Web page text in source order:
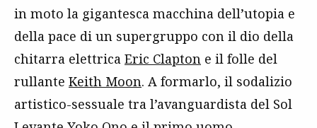
in moto la gigantesca macchina dell’utopia e
della pace di un supergruppo con il dio della
chitarra elettrica Eric Clapton e il folle del
rullante Keith Moon. A formarlo, il sodalizio
artistico-sessuale tra l’avanguardista del Sol